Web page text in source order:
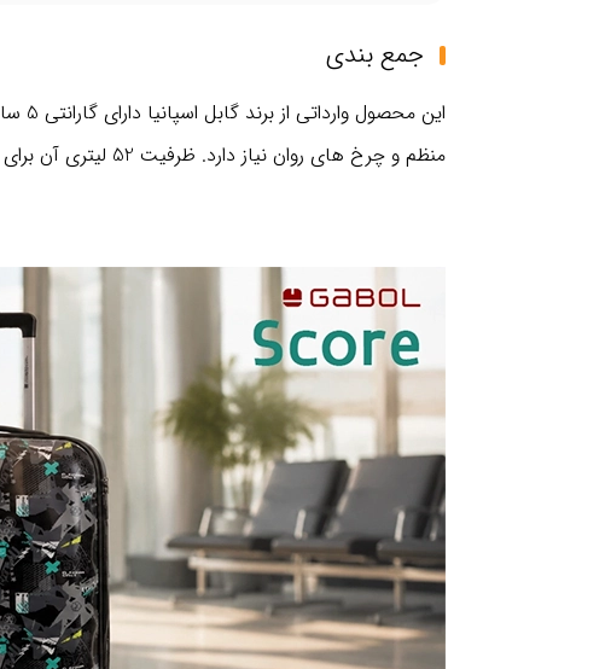
جمع‌ بندی
منظم و چرخ‌ های روان نیاز دارد. ظرفیت 52 لیتری آن برای سفر های کوتاه کاربردی است و طرح فوتبالی، ظاهر متفاوتی به محصول می‌ دهد.